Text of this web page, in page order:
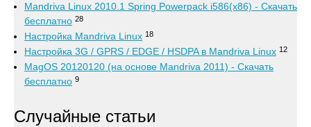
Mandriva Linux 2010.1 Spring Powerpack i586(x86) - Скачать
бесплатно 28
Настройка Mandriva Linux 18
Настройка 3G / GPRS / EDGE / HSDPA в Mandriva Linux 12
MagOS 20120120 (на основе Mandriva 2011) - Скачать
бесплатно 9
Случайные статьи